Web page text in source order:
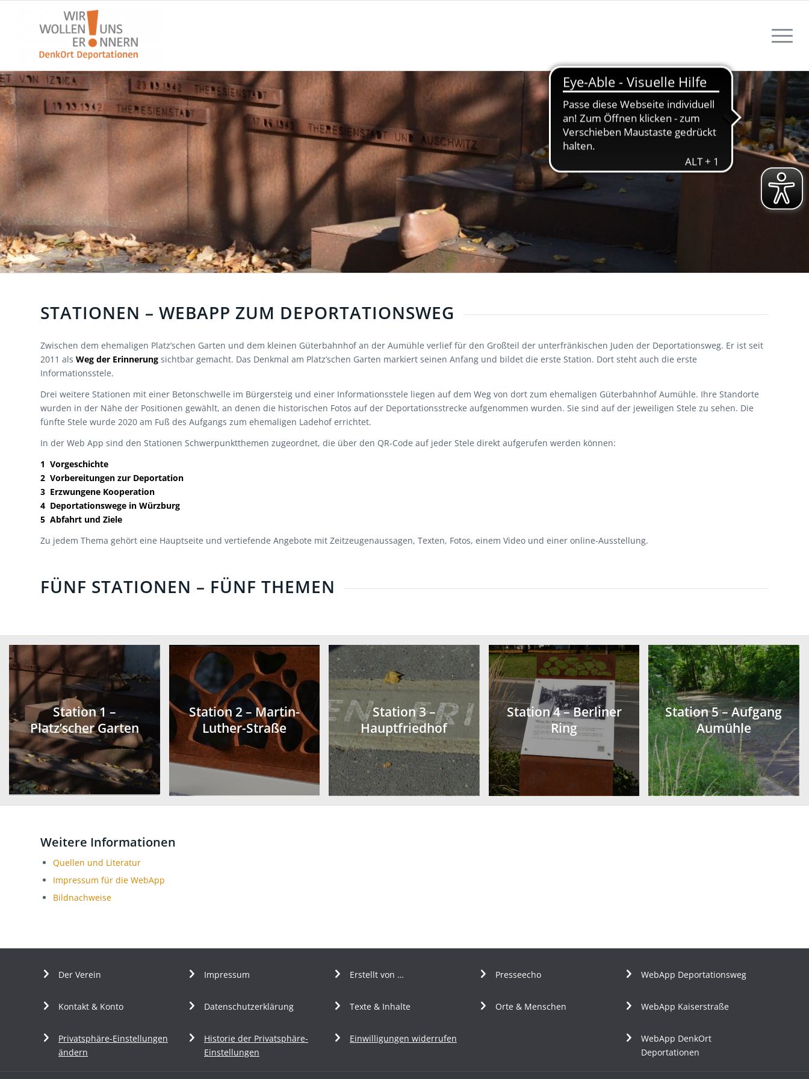
STATIONEN – WEBAPP ZUM DEPORTATIONSWEG
Zwischen dem ehemaligen Platz’schen Garten und dem kleinen Güterbahnhof an der Aumühle verlief für den Großteil der unterfränkischen Juden der Deportationsweg. Er ist seit
2011 als Weg der Erinnerung sichtbar gemacht. Das Denkmal am Platz’schen Garten markiert seinen Anfang und bildet die erste Station. Dort steht auch die erste
Informationsstele.
Drei weitere Stationen mit einer Betonschwelle im Bürgersteig und einer Informationsstele liegen auf dem Weg von dort zum ehemaligen Güterbahnhof Aumühle. Ihre Standorte
wurden in der Nähe der Positionen gewählt, an denen die historischen Fotos auf der Deportationsstrecke aufgenommen wurden. Sie sind auf der jeweiligen Stele zu sehen. Die
fünfte Stele wurde 2020 am Fuß des Aufgangs zum ehemaligen Ladehof errichtet.
In der Web App sind den Stationen Schwerpunktthemen zugeordnet, die über den QR-Code auf jeder Stele direkt aufgerufen werden können:
1 Vorgeschichte
2 Vorbereitungen zur Deportation
3 Erzwungene Kooperation
4 Deportationswege in Würzburg
5 Abfahrt und Ziele
Zu jedem Thema gehört eine Hauptseite und vertiefende Angebote mit Zeitzeugenaussagen, Texten, Fotos, einem Video und einer online-Ausstellung.
FÜNF STATIONEN – FÜNF THEMEN
Station 1 –
Platz’scher Garten
Station 2 – Martin-
Luther-Straße
Station 3 –
Hauptfriedhof
Station 4 – Berliner
Ring
Station 5 – Aufgang
Aumühle
Weitere Informationen
Quellen und Literatur
Impressum für die WebApp
Bildnachweise
Der Verein
Kontakt & Konto
Privatsphäre-Einstellungen
ändern
Impressum
Datenschutzerklärung
Historie der Privatsphäre-
Einstellungen
Erstellt von …
Texte & Inhalte
Einwilligungen widerrufen
Presseecho
Orte & Menschen
WebApp Deportationsweg
WebApp Kaiserstraße
WebApp DenkOrt
Deportationen